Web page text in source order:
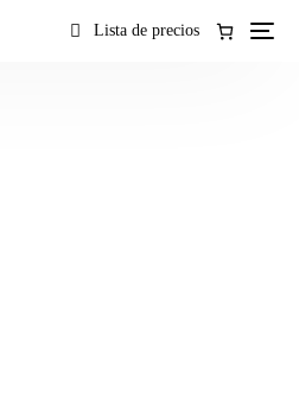
Lista de precios